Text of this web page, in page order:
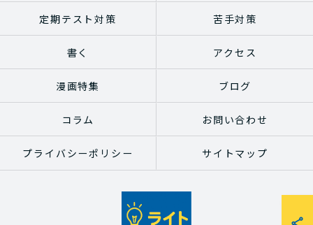
定期テスト対策 苦手対策
書く アクセス
漫画特集 ブログ
コラム お問い合わせ
プライバシーポリシー サイトマップ